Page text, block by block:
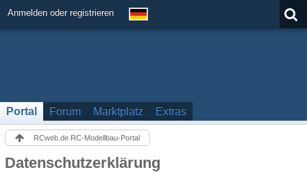
Anmelden oder registrieren
Portal Forum Marktplatz Extras
RCweb.de RC-Modellbau-Portal
Datenschutzerklärung